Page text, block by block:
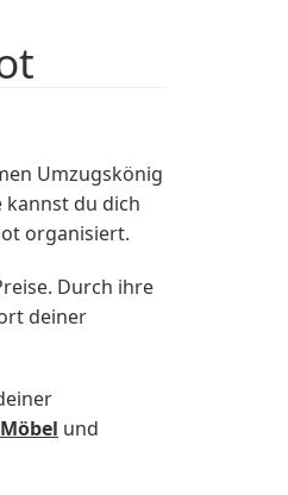
Umzugskönig
kannst du dich
organisiert.
Durch ihre
deiner
Möbel und